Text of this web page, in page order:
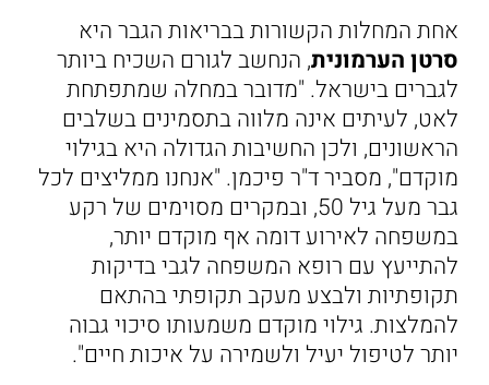
אחת המחלות הקשורות בבריאות הגבר היא
סרטן הערמונית, הנחשב לגורם השכיח ביותר
לגברים בישראל. "מדובר במחלה שמתפתחת
לאט, לעיתים אינה מלווה בתסמינים בשלבים
הראשונים, ולכן החשיבות הגדולה היא בגילוי
מוקדם", מסביר ד"ר פיכמן. "אנחנו ממליצים לכל
גבר מעל גיל 50, ובמקרים מסוימים של רקע
במשפחה לאירוע דומה אף מוקדם יותר,
להתייעץ עם רופא המשפחה לגבי בדיקות
תקופתיות ולבצע מעקב תקופתי בהתאם
להמלצות. גילוי מוקדם משמעותו סיכוי גבוה
יותר לטיפול יעיל ולשמירה על איכות חיים".